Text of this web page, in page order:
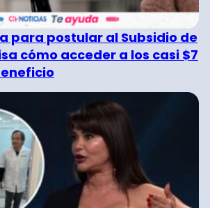
para postular al Subsidio de
cómo acceder a los casi $7